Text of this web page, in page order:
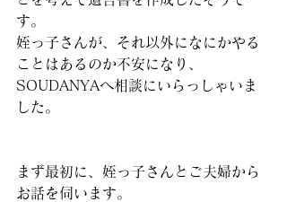
す。
姪っ子さんが、それ以外になにかやる
ことはあるのか不安になり、
SOUDANYAへ相談にいらっしゃいま
した。
まず最初に、姪っ子さんとご夫婦から
お話を伺います。